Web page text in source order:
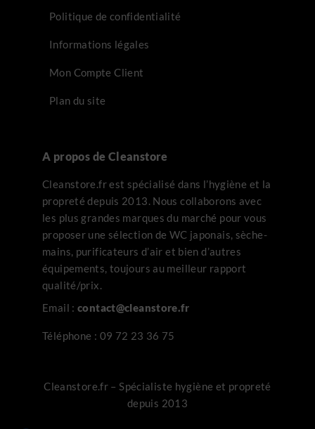
Politique de confidentialité
Informations légales
Mon Compte Client
Plan du site
A propos de Cleanstore
Cleanstore.fr est spécialisé dans l’hygiène et la
propreté depuis 2013. Nous collaborons avec
les plus grandes marques du marché pour vous
proposer une sélection de WC japonais, sèche-
mains, purificateurs d’air et bien d’autres
équipements, toujours au meilleur rapport
qualité/prix.
Email : contact@cleanstore.fr
Téléphone : 09 72 23 36 75
Cleanstore.fr – Spécialiste hygiène et propreté
depuis 2013